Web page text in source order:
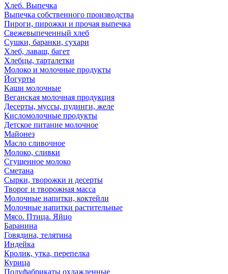
Хлеб. Выпечка
Выпечка собственного производства
Пироги, пирожки и прочая выпечка
Свежевыпеченный хлеб
Сушки, баранки, сухари
Хлеб, лаваш, багет
Хлебцы, тарталетки
Молоко и молочные продукты
Йогурты
Каши молочные
Веганская молочная продукция
Десерты, муссы, пудинги, желе
Кисломолочные продукты
Детское питание молочное
Майонез
Масло сливочное
Молоко, сливки
Сгущенное молоко
Сметана
Сырки, творожки и десерты
Творог и творожная масса
Молочные напитки, коктейли
Молочные напитки растительные
Мясо. Птица. Яйцо
Баранина
Говядина, телятина
Индейка
Кролик, утка, перепелка
Курица
Полуфабрикаты охлажденные